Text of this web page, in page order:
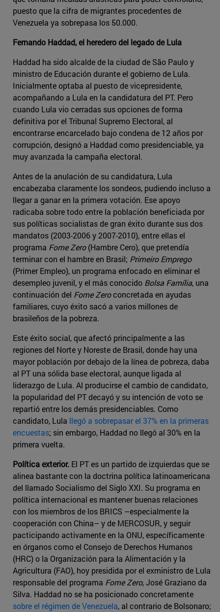
puesto que la cifra de migrantes procedentes de
Venezuela ya sobrepasa los 50.000.
Fernando Haddad, el heredero del legado de Lula
Haddad ha sido alcalde de la ciudad de São Paulo y
ministro de Educación durante el gobierno de Lula.
Inicialmente optaba al puesto de vicepresidente,
acompañando a Lula en la candidatura del PT. Pero
cuando Lula vio cerradas sus opciones de forma
definitiva por el Tribunal Supremo Electoral, al
encontrarse encarcelado bajo condena de 12 años por
corrupción, designó a Haddad como presidenciable, ya
muy avanzada la campaña electoral.
Antes de la anulación de su candidatura, Lula
encabezaba claramente los sondeos, pudiendo incluso a
llegar a ganar en la primera votación. Ese apoyo
radicaba sobre todo entre la población beneficiada por
sus políticas socialistas de gran éxito durante sus dos
mandatos (2003-2006 y 2007-2010), entre ellas el
programa Fome Zero(Hambre Cero), que pretendía
terminar con el hambre en Brasil; Primeiro Emprego
(Primer Empleo), un programa enfocado en eliminar el
desempleo juvenil, y el más conocido Bolsa Família, una
continuación del Fome Zeroconcretada en ayudas
familiares, cuyo éxito sacó a varios millones de
brasileños de la pobreza.
Este éxito social, que afectó principalmente a las
regiones del Norte y Noreste de Brasil, donde hay una
mayor población por debajo de la línea de pobreza, daba
al PT una sólida base electoral, aunque ligada al
liderazgo de Lula. Al producirse el cambio de candidato,
la popularidad del PT decayó y su intención de voto se
repartió entre los demás presidenciables. Como
candidato, Lula llegó a sobrepasar el 37% en la primeras
encuestas; sin embargo, Haddad no llegó al 30% en la
primera vuelta.
Política exterior. El PT es un partido de izquierdas que se
alinea bastante con la doctrina política latinoamericana
del llamado Socialismo del Siglo XXI. Su programa en
política internacional es mantener buenas relaciones
con los miembros de los BRICS –especialmente la
cooperación con China– y de MERCOSUR, y seguir
pacticipando activamente en la ONU, específicamente
en órganos como el Consejo de Derechos Humanos
(HRC) o la Organización para la Alimentación y la
Agricultura (FAO), hoy presidida por el exministro de Lula
responsable del programa Fome Zero, José Graziano da
Silva. Haddad no se ha posicionado concretamente
sobre el régimen de Venezuela, al contrario de Bolsonaro;